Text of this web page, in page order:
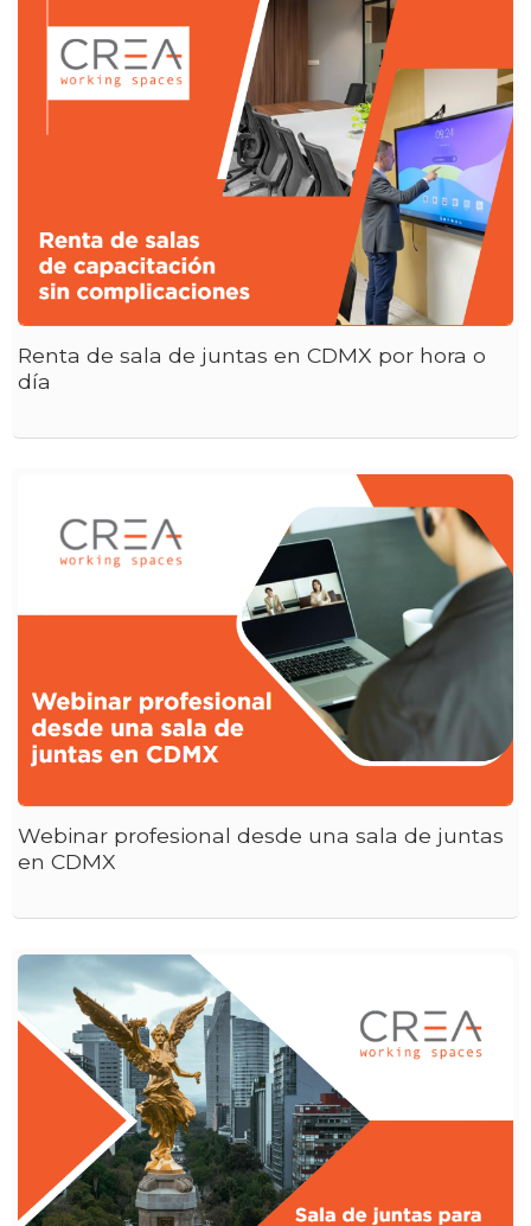
Renta de sala de juntas en CDMX por hora o
día
Webinar profesional desde una sala de juntas
en CDMX